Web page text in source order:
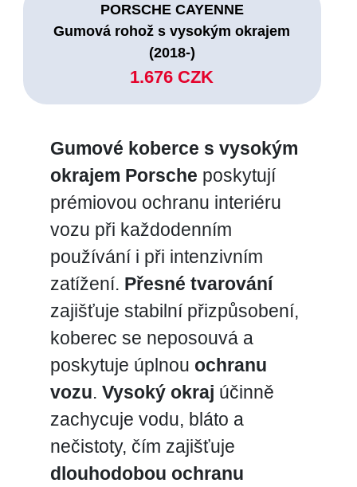
PORSCHE CAYENNE
Gumová rohož s vysokým okrajem
(2018-)
1.676 CZK
Gumové koberce s vysokým
okrajem Porsche poskytují
prémiovou ochranu interiéru
vozu při každodenním
používání i při intenzivním
zatížení. Přesné tvarování
zajišťuje stabilní přizpůsobení,
koberec se neposouvá a
poskytuje úplnou ochranu
vozu. Vysoký okraj účinně
zachycuje vodu, bláto a
nečistoty, čím zajišťuje
dlouhodobou ochranu